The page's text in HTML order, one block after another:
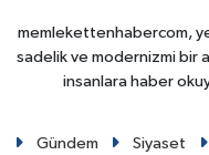
memlekettenhabercom,
sadelik ve modernizmi bir
insanlara haber
Gündem Siyaset